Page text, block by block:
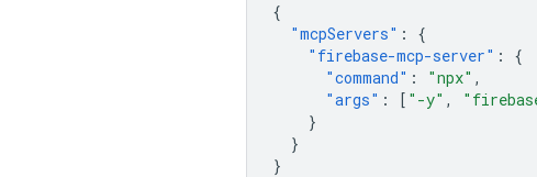
{
"mcpServers" :
{
"firebase-mcp-server" :
{
"command" : "npx" ,
"args" : [ "-y" ,
}
}
}